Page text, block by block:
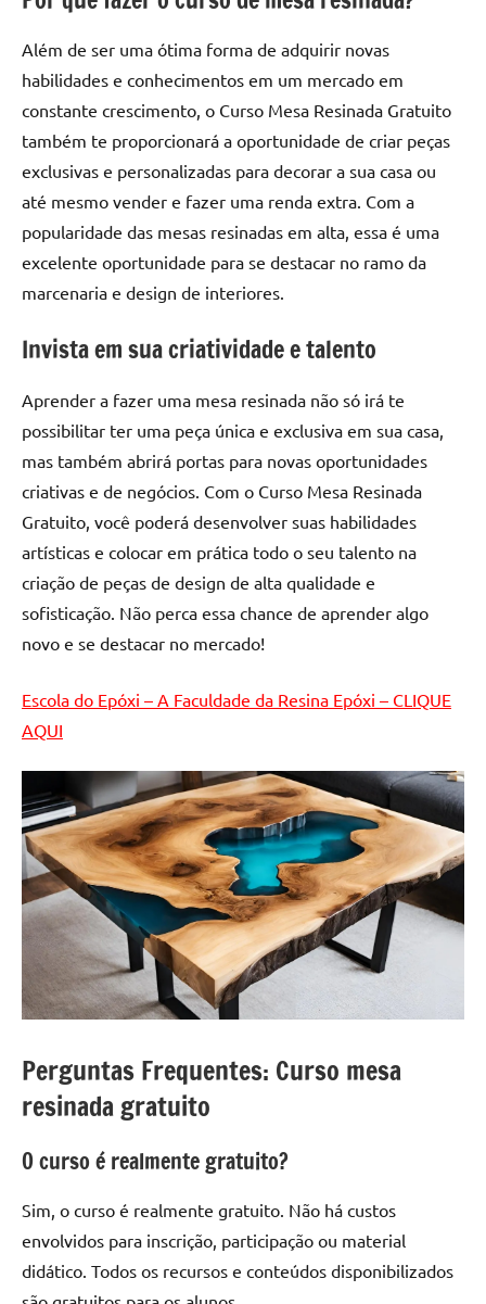
de
alta
qualidade,
como
as
populares
Tables
e
mesas
tampinhas
Além de ser uma ótima forma de adquirir novas
habilidades e conhecimentos em um mercado em
constante crescimento, o Curso Mesa Resinada Gratuito
também te proporcionará a oportunidade de criar peças
exclusivas e personalizadas para decorar a sua casa ou
até mesmo vender e fazer uma renda extra. Com a
popularidade das mesas resinadas em alta, essa é uma
excelente oportunidade para se destacar no ramo da
marcenaria e design de interiores.
Invista em sua criatividade e talento
Aprender a fazer uma mesa resinada não só irá te
possibilitar ter uma peça única e exclusiva em sua casa,
mas também abrirá portas para novas oportunidades
criativas e de negócios. Com o Curso Mesa Resinada
Gratuito, você poderá desenvolver suas habilidades
artísticas e colocar em prática todo o seu talento na
criação de peças de design de alta qualidade e
sofisticação. Não perca essa chance de aprender algo
novo e se destacar no mercado!
Escola do Epóxi – A Faculdade da Resina Epóxi – CLIQUE
AQUI
Perguntas Frequentes: Curso mesa
resinada gratuito
O curso é realmente gratuito?
Sim, o curso é realmente gratuito. Não há custos
envolvidos para inscrição, participação ou material
didático. Todos os recursos e conteúdos disponibilizados